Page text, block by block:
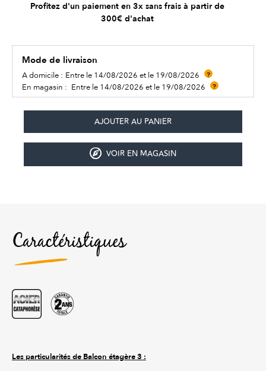
Profitez d'un paiement en 3x sans frais à partir de
300€ d'achat
Mode de livraison
A domicile : Entre le 14/08/2026 et le 19/08/2026
?
En magasin : Entre le 14/08/2026 et le 19/08/2026 ?
VOIR EN MAGASIN
Caractéristiques
Les particularités de Balcon étagère 3 :